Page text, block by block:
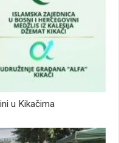
u Kikačima